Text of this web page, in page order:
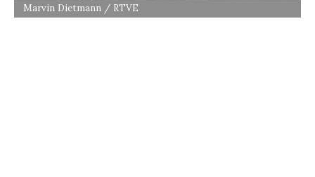
Marvin Dietmann / RTVE